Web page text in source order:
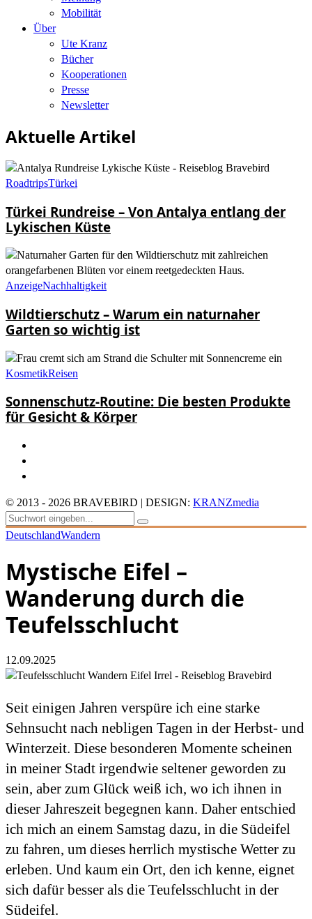
Mobilität
Über
Ute Kranz
Bücher
Kooperationen
Presse
Newsletter
Aktuelle Artikel
RoadtripsTürkei
Türkei Rundreise – Von Antalya entlang der
Lykischen Küste
AnzeigeNachhaltigkeit
Wildtierschutz – Warum ein naturnaher
Garten so wichtig ist
KosmetikReisen
Sonnenschutz-Routine: Die besten Produkte
für Gesicht & Körper
© 2013 - 2026 BRAVEBIRD | DESIGN: KRANZmedia
DeutschlandWandern
Mystische Eifel –
Wanderung durch die
Teufelsschlucht
12.09.2025
Seit einigen Jahren verspüre ich eine starke
Sehnsucht nach nebligen Tagen in der Herbst- und
Winterzeit. Diese besonderen Momente scheinen
in meiner Stadt irgendwie seltener geworden zu
sein, aber zum Glück weiß ich, wo ich ihnen in
dieser Jahreszeit begegnen kann. Daher entschied
ich mich an einem Samstag dazu, in die Südeifel
zu fahren, um dieses herrlich mystische Wetter zu
erleben. Und kaum ein Ort, den ich kenne, eignet
sich dafür besser als die Teufelsschlucht in der
Südeifel.